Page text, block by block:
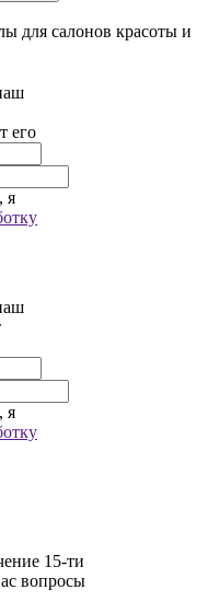
для салонов красоты и
его
я
я
15-ти
вопросы